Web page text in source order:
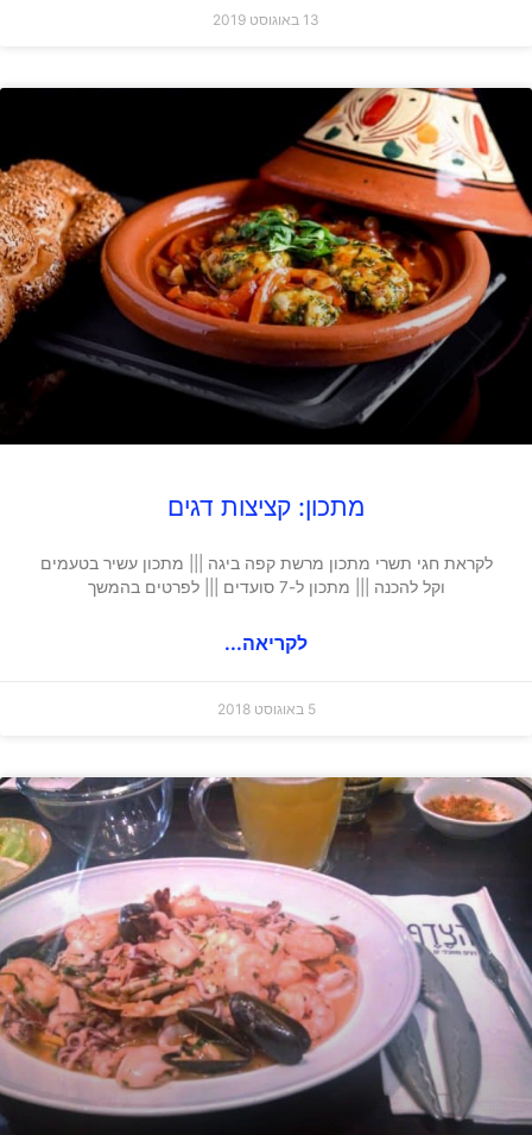
13 באוגוסט 2019
מתכון: קציצות דגים
לקראת חגי תשרי מתכון מרשת קפה ביגה ||| מתכון עשיר בטעמים
וקל להכנה ||| מתכון ל-7 סועדים ||| לפרטים בהמשך
לקריאה...
5 באוגוסט 2018